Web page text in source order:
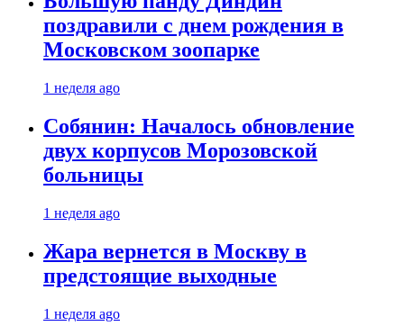
поздравили с днем рождения в
Московском зоопарке
1 неделя ago
Собянин: Началось обновление
двух корпусов Морозовской
больницы
1 неделя ago
Жара вернется в Москву в
предстоящие выходные
1 неделя ago